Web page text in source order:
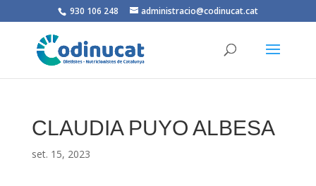
930 106 248 administracio@codinucat.cat
CLAUDIA PUYO ALBESA
set. 15, 2023